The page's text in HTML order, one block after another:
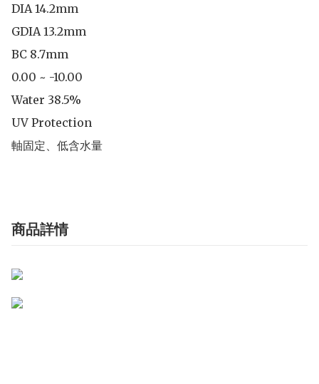
DIA 14.2mm
GDIA 13.2mm
BC 8.7mm
0.00 ~ -10.00
Water 38.5%
UV Protection
軸固定、低含水量
商品詳情